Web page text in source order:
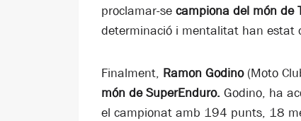
proclamar-se campiona del món de
determinació i mentalitat han estat
Finalment, Ramon Godino(Moto
món de SuperEnduro. Godino, ha
el campionat amb 194 punts, 18